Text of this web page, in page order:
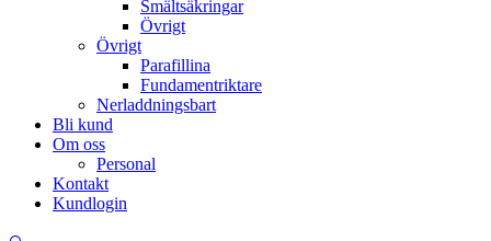
Smältsäkringar
Övrigt
Övrigt
Parafillina
Fundamentriktare
Nerladdningsbart
Bli kund
Om oss
Personal
Kontakt
Kundlogin